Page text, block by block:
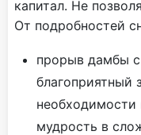
капитал. Не
От подробностей
прорыв дамбы
благоприятный
необходимости
мудрость в